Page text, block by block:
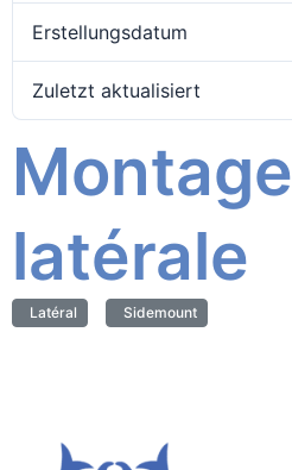
Erstellungsdatum
Zuletzt aktualisiert
Montage
latérale
Latéral Sidemount